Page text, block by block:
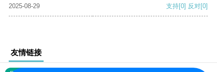
2025-08-29 支持[0] 反对[0]
友情链接